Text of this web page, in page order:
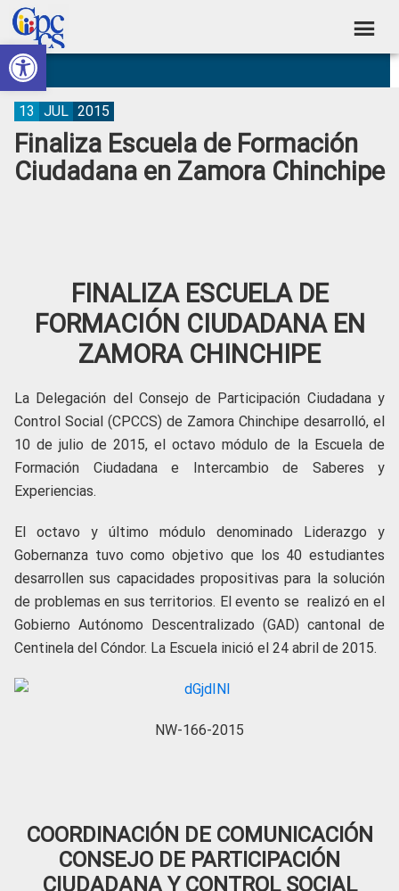
Abrir barra de herramientas
Skip
to
primary
navigation
Skip
to
main
content
Skip
to
primary
sidebar
Skip
to
footer
Consejo
de
Participación
Ciudadana
Construyendo
Poder
Ciudadano
Finaliza Escuela de Formación
Ciudadana en Zamora Chinchipe
13 JUL 2015
FINALIZA ESCUELA DE
FORMACIÓN CIUDADANA EN
ZAMORA CHINCHIPE
La Delegación del Consejo de Participación Ciudadana y
Control Social (CPCCS) de Zamora Chinchipe desarrolló, el
10 de julio de 2015, el octavo módulo de la Escuela de
Formación Ciudadana e Intercambio de Saberes y
Experiencias.
El octavo y último módulo denominado Liderazgo y
Gobernanza tuvo como objetivo que los 40 estudiantes
desarrollen sus capacidades propositivas para la solución
de problemas en sus territorios. El evento se realizó en el
Gobierno Autónomo Descentralizado (GAD) cantonal de
Centinela del Cóndor. La Escuela inició el 24 abril de 2015.
NW-166-2015
COORDINACIÓN DE COMUNICACIÓN
CONSEJO DE PARTICIPACIÓN
CIUDADANA Y CONTROL SOCIAL